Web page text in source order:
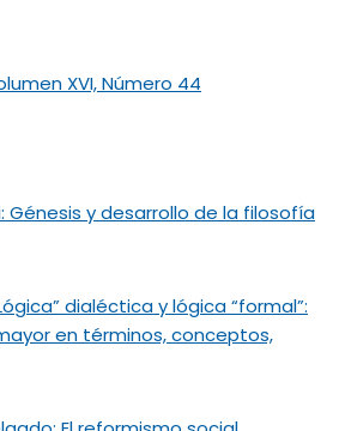
XVI, Número 44
Génesis y desarrollo de la filosofía
dialéctica y lógica “formal”:
en términos, conceptos,